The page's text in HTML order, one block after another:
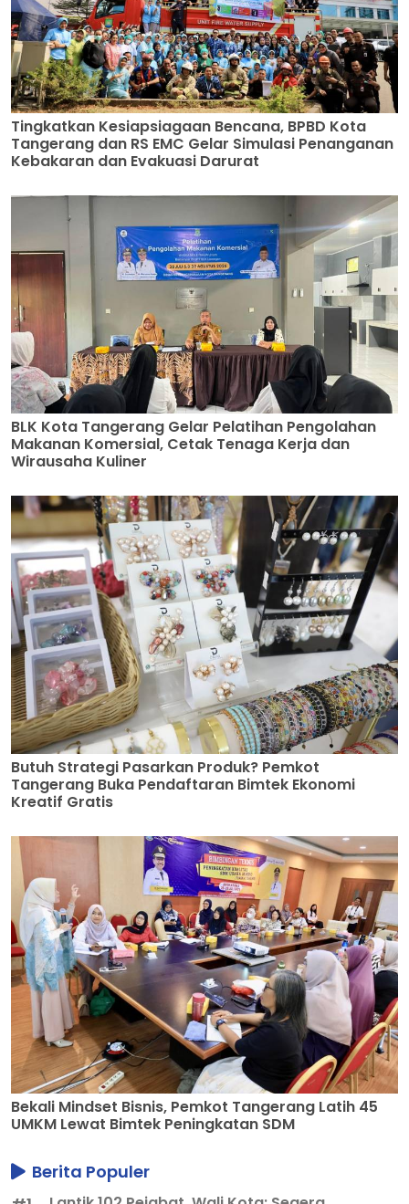
Tingkatkan Kesiapsiagaan Bencana, BPBD Kota
Tangerang dan RS EMC Gelar Simulasi Penanganan
Kebakaran dan Evakuasi Darurat
BLK Kota Tangerang Gelar Pelatihan Pengolahan
Makanan Komersial, Cetak Tenaga Kerja dan
Wirausaha Kuliner
Butuh Strategi Pasarkan Produk? Pemkot
Tangerang Buka Pendaftaran Bimtek Ekonomi
Kreatif Gratis
Bekali Mindset Bisnis, Pemkot Tangerang Latih 45
UMKM Lewat Bimtek Peningkatan SDM
Berita Populer